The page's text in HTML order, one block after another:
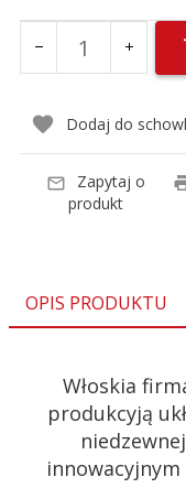
Dodaj do
Zapytaj o
produkt
OPIS PRODUKTU
Włoskia
produkcyją